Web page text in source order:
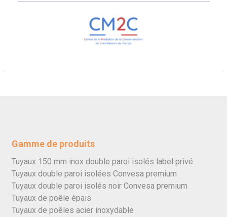
Gamme de produits
Tuyaux 150 mm inox double paroi isolés label privé
Tuyaux double paroi isolées Convesa premium
Tuyaux double paroi isolés noir Convesa premium
Tuyaux de poêle épais
Tuyaux de poêles acier inoxydable